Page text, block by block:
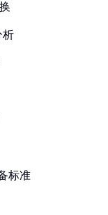
析
标准